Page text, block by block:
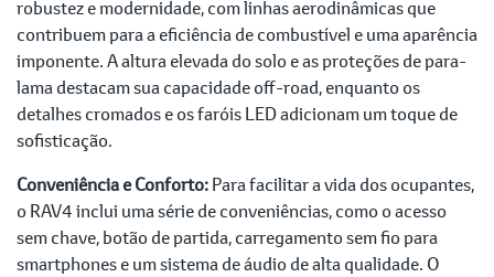
robustez e modernidade, com linhas aerodinâmicas que
contribuem para a eficiência de combustível e uma aparência
imponente. A altura elevada do solo e as proteções de para-
lama destacam sua capacidade off-road, enquanto os
detalhes cromados e os faróis LED adicionam um toque de
sofisticação.
Conveniência e Conforto:Para facilitar a vida dos ocupantes,
o RAV4 inclui uma série de conveniências, como o acesso
sem chave, botão de partida, carregamento sem fio para
smartphones e um sistema de áudio de alta qualidade. O